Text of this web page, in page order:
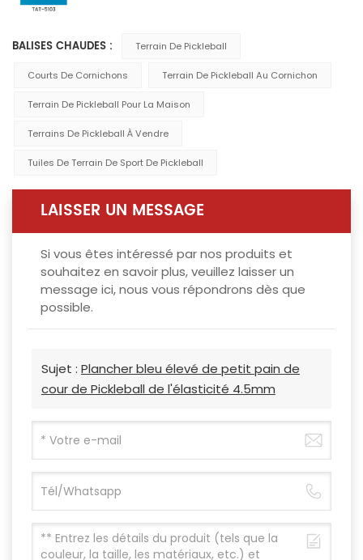
BALISES CHAUDES : Terrain De Pickleball
Courts De Cornichons Terrain De Pickleball Au Cornichon
Terrain De Pickleball Pour La Maison
Terrains De Pickleball À Vendre
Tuiles De Terrain De Sport De Pickleball
LAISSER UN MESSAGE
Si vous êtes intéressé par nos produits et
souhaitez en savoir plus, veuillez laisser un
message ici, nous vous répondrons dès que
possible.
Sujet : Plancher bleu élevé de petit pain de
cour de Pickleball de l'élasticité 4.5mm